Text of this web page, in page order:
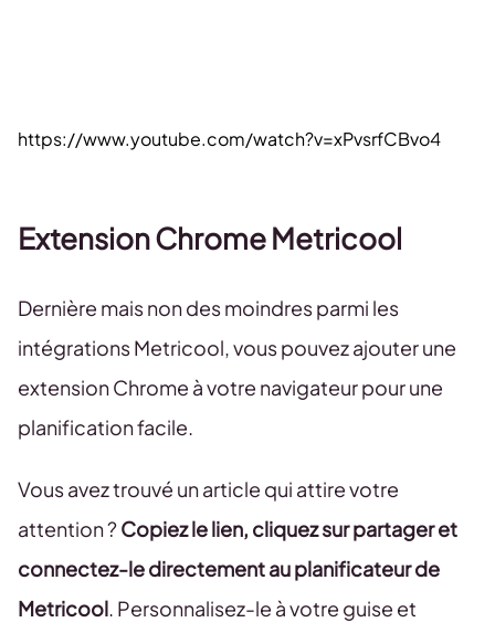
https://www.youtube.com/watch?v=xPvsrfCBvo4
Extension Chrome Metricool
Dernière mais non des moindres parmi les
intégrations Metricool, vous pouvez ajouter une
extension Chrome à votre navigateur pour une
planification facile.
Vous avez trouvé un article qui attire votre
attention ?Copiez le lien, cliquez sur partager et
connectez-le directement au planificateur de
Metricool. Personnalisez-le à votre guise et